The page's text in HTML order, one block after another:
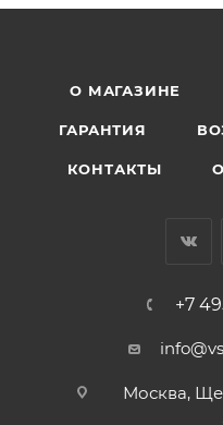
О МАГАЗИНЕ
ГАРАНТИЯ
КОНТАКТЫ
+7
Москва,